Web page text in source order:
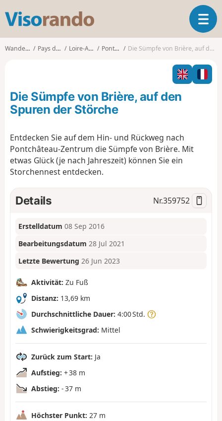
s
o
T
o
g
l
n
Wanderungen Pays de la Loire Loire-Atlantique Pontchâteau Die Sümpfe von Brière, auf den Spuren der Störche
Die Sümpfe von Brière, auf den
Spuren der Störche
Entdecken Sie auf dem Hin- und Rückweg nach
Pontchâteau-Zentrum die Sümpfe von Brière. Mit
etwas Glück (je nach Jahreszeit) können Sie ein
Storchennest entdecken.
Details Nr.359752
Erstelldatum 08 Sep 2016
Bearbeitungsdatum 28 Jul 2021
Letzte Bewertung 26 Jun 2023
Aktivität: Zu Fuß
Distanz: 13,69 km
Durchschnittliche Dauer: 4:00 Std.
Schwierigkeitsgrad: Mittel
Zurück zum Start: Ja
Aufstieg: + 38 m
Abstieg: - 37 m
Höchster Punkt: 27 m